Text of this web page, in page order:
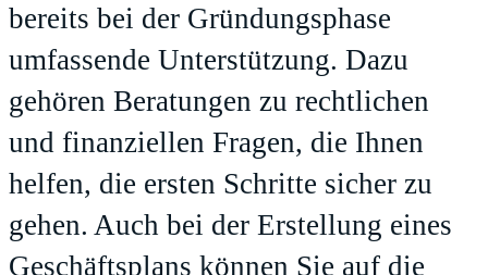
bereits bei der Gründungsphase
umfassende Unterstützung. Dazu
gehören Beratungen zu rechtlichen
und finanziellen Fragen, die Ihnen
helfen, die ersten Schritte sicher zu
gehen. Auch bei der Erstellung eines
Geschäftsplans können Sie auf die